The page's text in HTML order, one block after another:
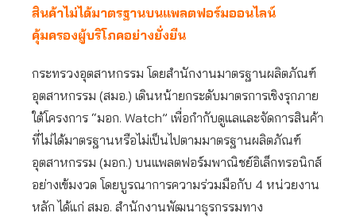
สินค้าไม่ได้มาตรฐานบนแพลตฟอร์มออนไลน์
คุ้มครองผู้บริโภคอย่างยั่งยืน
กระทรวงอุตสาหกรรม โดยสำนักงานมาตรฐานผลิตภัณฑ์
อุตสาหกรรม (สมอ.) เดินหน้ายกระดับมาตรการเชิงรุกภาย
ใต้โครงการ “มอก. Watch” เพื่อกำกับดูแลและจัดการสินค้า
ที่ไม่ได้มาตรฐานหรือไม่เป็นไปตามมาตรฐานผลิตภัณฑ์
อุตสาหกรรม (มอก.) บนแพลตฟอร์มพาณิชย์อิเล็กทรอนิกส์
อย่างเข้มงวด โดยบูรณาการความร่วมมือกับ 4 หน่วยงาน
หลัก ได้แก่ สมอ. สำนักงานพัฒนาธุรกรรมทาง